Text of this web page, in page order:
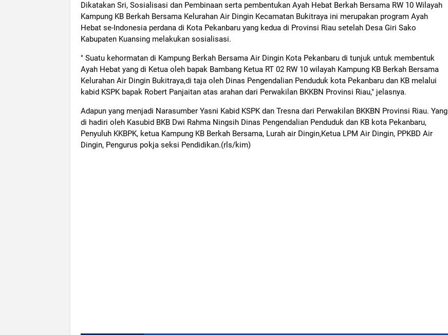
Dikatakan Sri, Sosialisasi dan Pembinaan serta pembentukan Ayah Hebat Berkah Bersama RW 10 Wilayah
Kampung KB Berkah Bersama Kelurahan Air Dingin Kecamatan Bukitraya ini merupakan program Ayah
Hebat se-Indonesia perdana di Kota Pekanbaru yang kedua di Provinsi Riau setelah Desa Giri Sako
Kabupaten Kuansing melakukan sosialisasi.
" Suatu kehormatan di Kampung Berkah Bersama Air Dingin Kota Pekanbaru di tunjuk untuk membentuk
Ayah Hebat yang di Ketua oleh bapak Bambang Ketua RT 02 RW 10 wilayah Kampung KB Berkah Bersama
Kelurahan Air Dingin Bukitraya,di taja oleh Dinas Pengendalian Penduduk kota Pekanbaru dan KB melalui
kabid KSPK bapak Robert Panjaitan atas arahan dari Perwakilan BKKBN Provinsi Riau," jelasnya.
Adapun yang menjadi Narasumber Yasni Kabid KSPK dan Tresna dari Perwakilan BKKBN Provinsi Riau. Yang
di hadiri oleh Kasubid BKB Dwi Rahma Ningsih Dinas Pengendalian Penduduk dan KB kota Pekanbaru,
Penyuluh KKBPK, ketua Kampung KB Berkah Bersama, Lurah air Dingin,Ketua LPM Air Dingin, PPKBD Air
Dingin, Pengurus pokja seksi Pendidikan.(rls/kim)